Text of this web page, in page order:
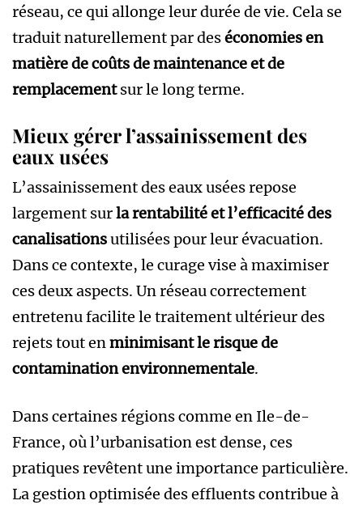
réseau, ce qui allonge leur durée de vie. Cela se
traduit naturellement par deséconomies en
matière de coûts de maintenance et de
remplacementsur le long terme.
Mieux gérer l’assainissement des
eaux usées
L’assainissement des eaux usées repose
largement surla rentabilité et l’efficacité des
canalisationsutilisées pour leur évacuation.
Dans ce contexte, le curage vise à maximiser
ces deux aspects. Un réseau correctement
entretenu facilite le traitement ultérieur des
rejets tout enminimisant le risque de
contamination environnementale.
Dans certaines régions comme en Ile-de-
France, où l’urbanisation est dense, ces
pratiques revêtent une importance particulière.
La gestion optimisée des effluents contribue à